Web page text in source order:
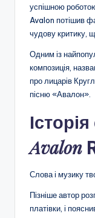
успішною
Avalon потішив
чудову критику,
Одним із
композиція,
про лицарів
пісню «Авалон».
Avalon
Слова і музику
Пізніше автор
платівки, і